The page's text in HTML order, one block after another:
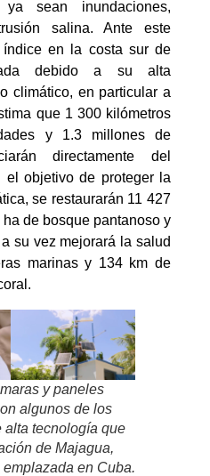
ya sean inundaciones,
salina. Ante este
índice en la costa sur de
debido a su alta
climático, en particular a
que 1 300 kilómetros
y 1.3 millones de
directamente del
el objetivo de proteger la
se restaurarán 11 427
de bosque pantanoso y
su vez mejorará la salud
marinas y 134 km de
y paneles
algunos de los
alta tecnología que
de Majagua,
en Cuba.